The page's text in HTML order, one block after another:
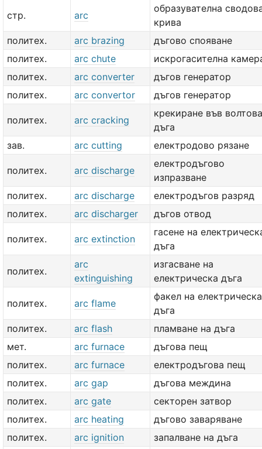
стр. arc
образувателна
крива
политех.
arc brazing
дъгово спояване
политех.
arc chute
искрогасителна
политех.
arc converter
дъгов генератор
политех.
arc convertor дъгов генератор
политех. arc cracking
крекиране във волтова
дъга
зав.
arc cutting електродово рязане
политех. arc discharge
електродъгово
изпразване
политех.
arc discharge
електродъгов разряд
политех.
arc discharger дъгов отвод
политех. arc extinction
гасене на
дъга
политех.
arc
extinguishing
изгасване на
електрическа дъга
политех. arc flame
факел на електрическа
дъга
политех.
arc flash
пламване на дъга
мет.
arc furnace
дъгова пещ
политех.
arc furnace
електродъгова пещ
политех.
arc gap
дъгова междина
политех.
arc gate
секторен затвор
политех.
arc heating
дъгово заваряване
политех.
arc ignition запалване на дъга